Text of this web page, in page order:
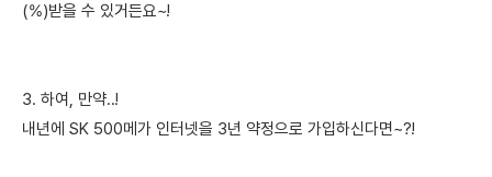
(%)받을 수 있거든요~!
3. 하여, 만약..!
내년에 SK 500메가 인터넷을 3년 약정으로 가입하신다면~?!